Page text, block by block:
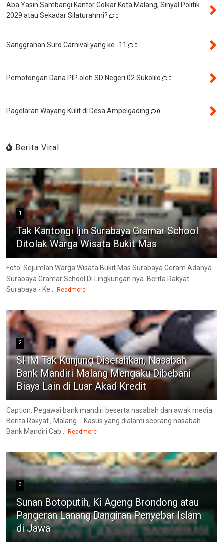
Aba Yasin Sambangi Kantor Golkar Kota Malang, Sinyal Politik
2029 atau Sekadar Silaturahmi?
0
Sanggrahan Suro Carnival yang ke -11 0
Pemotongan Dana PIP oleh SD Negeri 02 Sukolilo 0
Pagelaran Wayang Kulit di Desa Ampelgading 0
Berita Viral
1
Tak Kantongi Ijin Surabaya Gramar School
Ditolak Warga Wisata Bukit Mas
Foto: Sejumlah Warga Wisata Bukit Mas Surabaya Geram Adanya
Surabaya Gramar School Di Lingkungan nya. Berita Rakyat
Surabaya - Ke... Readmore
2
SHM Tak Kunjung Diserahkan, Nasabah
Bank Mandiri Malang Mengaku Dibebani
Biaya Lain di Luar Akad Kredit
Caption. Pegawai bank mandiri beserta nasabah dan awak media
Berita Rakyat , Malang- ‎Kasus yang dialami seorang nasabah
Bank Mandiri Cab... Readmore
3
Sunan Botoputih, Ki Ageng Brondong atau
Pangeran Lanang Dangiran Penyebar Islam
di Jawa